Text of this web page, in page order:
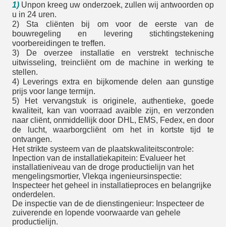
1) Unpon kreeg uw onderzoek, zullen wij antwoorden op
u in 24 uren.
2) Sta cliënten bij om voor de eerste van de
bouwregeling en levering stichtingstekening
voorbereidingen te treffen.
3) De overzee installatie en verstrekt technische
uitwisseling, treincliënt om de machine in werking te
stellen.
4) Leverings extra en bijkomende delen aan gunstige
prijs voor lange termijn.
5) Het vervangstuk is originele, authentieke, goede
kwaliteit, kan van voorraad avaible zijn, en verzonden
naar cliënt, onmiddellijk door DHL, EMS, Fedex, en door
de lucht, waarborgcliënt om het in kortste tijd te
ontvangen.
Het strikte systeem van de plaatskwaliteitscontrole:
Inpection van de installatiekapitein: Evalueer het
installatieniveau van de droge productielijn van het
mengelingsmortier, Vlekqa ingenieursinspectie:
Inspecteer het geheel in installatieproces en belangrijke
onderdelen.
De inspectie van de de dienstingenieur: Inspecteer de
zuiverende en lopende voorwaarde van gehele
productielijn.